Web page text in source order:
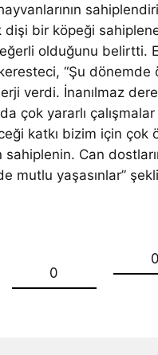
bir köpeği
olduğunu belirtti.
“Şu dönemde
verdi. İnanılmaz
çok yararlı
katkı bizim için çok
Can
mutlu yaşasınlar”
0
0